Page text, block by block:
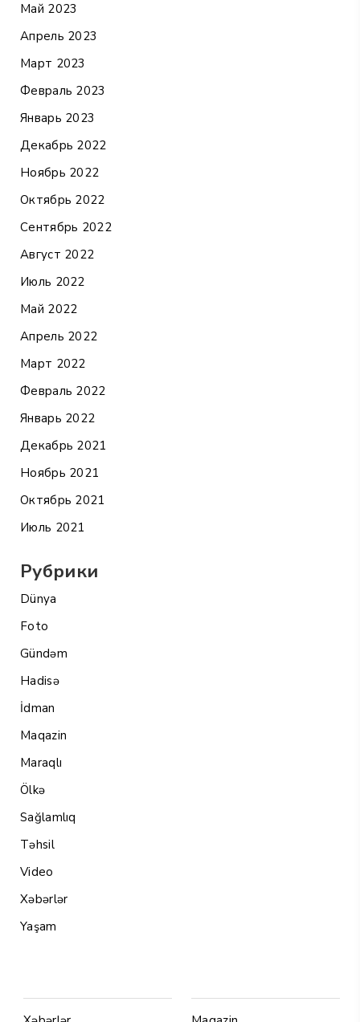
Май 2023
Апрель 2023
Март 2023
Февраль 2023
Январь 2023
Декабрь 2022
Ноябрь 2022
Октябрь 2022
Сентябрь 2022
Август 2022
Июль 2022
Май 2022
Апрель 2022
Март 2022
Февраль 2022
Январь 2022
Декабрь 2021
Ноябрь 2021
Октябрь 2021
Июль 2021
Рубрики
Dünya
Foto
Gündəm
Hadisə
İdman
Maqazin
Maraqlı
Ölkə
Sağlamlıq
Təhsil
Video
Xəbərlər
Yaşam